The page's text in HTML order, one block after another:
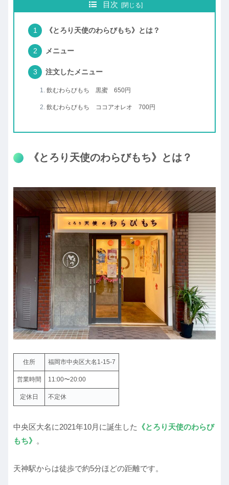
目次
《とろり天使のわらびもち》とは？
メニュー
注文したメニュー
飲むわらびもち 黒蜜 650円
飲むわらびもち ココアオレオ 700円
《とろり天使のわらびもち》とは？
住所 福岡市中央区大名1-15-7
営業時間 11:00〜20:00
定休日 不定休
中央区大名に2021年10月に誕生した 《とろり天使のわらび
もち》 。
天神駅からは徒歩で約5分ほどの距離です。